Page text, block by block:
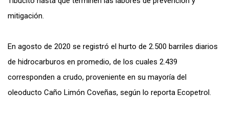
mitigación.
En agosto de 2020 se registró el hurto de 2.500 barriles diarios
de hidrocarburos en promedio, de los cuales 2.439
corresponden a crudo, proveniente en su mayoría del
oleoducto Caño Limón Coveñas, según lo reporta Ecopetrol.